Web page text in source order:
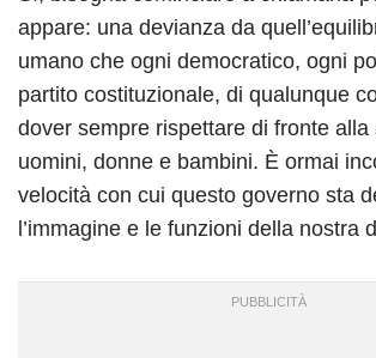
appare: una devianza da
umano che ogni democratico, ogni
partito costituzionale, di qualunque
dover sempre rispettare di fronte alla
uomini, donne e bambini. È ormai
velocità con cui questo governo sta
l’immagine e le funzioni della nostra